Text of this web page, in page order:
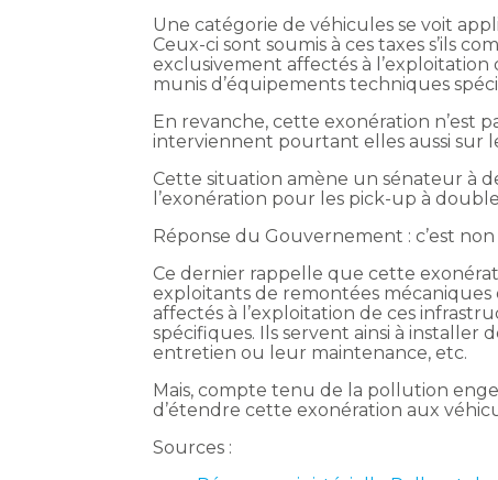
Une catégorie de véhicules se voit
Ceux-ci sont soumis à ces taxes s’ils
exclusivement affectés à
munis d’équipements techniques
En revanche, cette exonération n’est
interviennent pourtant elles aussi sur
Cette situation amène un sénateur à
l’exonération pour les pick-up à
Réponse du Gouvernement : c’est non
Ce dernier rappelle que cette
exploitants de remontées
affectés à l’exploitation de ces
spécifiques. Ils servent ainsi à
entretien ou leur maintenance, etc.
Mais, compte tenu de la pollution
d’étendre cette exonération aux
Sources :